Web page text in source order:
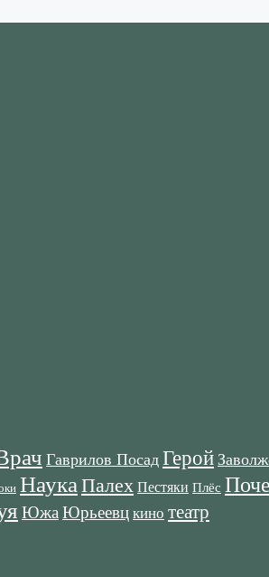
Гаврилов Посад Герой
Наука Палех Пестяки Плёс
Южа Юрьеевц кино театр